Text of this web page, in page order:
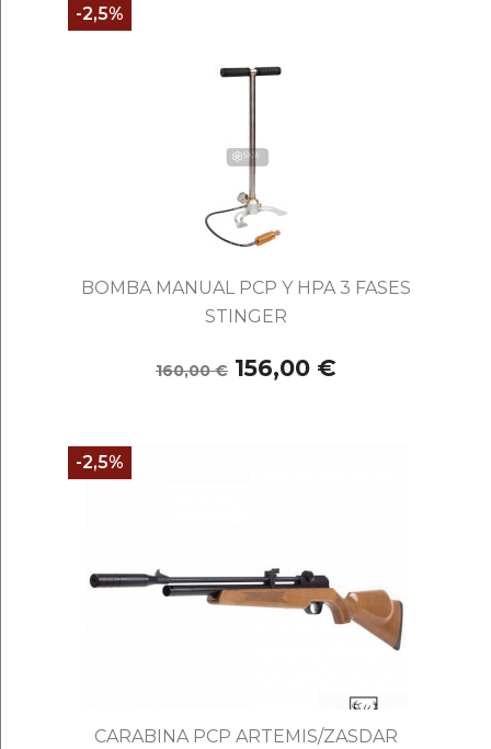
BOMBA MANUAL PCP Y HPA 3 FASES
STINGER
160,00 € 156,00 €
-2,5%
CARABINA PCP ARTEMIS/ZASDAR
-2,5%